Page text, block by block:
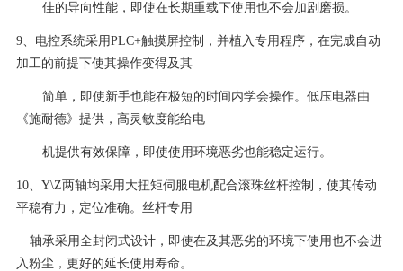
佳的导向性能，即使在长期重载下使用也不会加剧磨损。
9、电控系统采用PLC+触摸屏控制，并植入专用程序，在完成自动
加工的前提下使其操作变得及其
简单，即使新手也能在极短的时间内学会操作。低压电器由
《施耐德》提供，高灵敏度能给电
机提供有效保障，即使使用环境恶劣也能稳定运行。
10、Y\Z两轴均采用大扭矩伺服电机配合滚珠丝杆控制，使其传动
平稳有力，定位准确。丝杆专用
轴承采用全封闭式设计，即使在及其恶劣的环境下使用也不会进
入粉尘，更好的延长使用寿命。